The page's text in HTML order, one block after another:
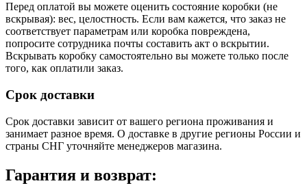
Перед оплатой вы можете оценить состояние коробки (не
вскрывая): вес, целостность. Если вам кажется, что заказ не
соответствует параметрам или коробка повреждена,
попросите сотрудника почты составить акт о вскрытии.
Вскрывать коробку самостоятельно вы можете только после
того, как оплатили заказ.
Срок доставки
Срок доставки зависит от вашего региона проживания и
занимает разное время. О доставке в другие регионы России и
страны СНГ уточняйте менеджеров магазина.
Гарантия и возврат: